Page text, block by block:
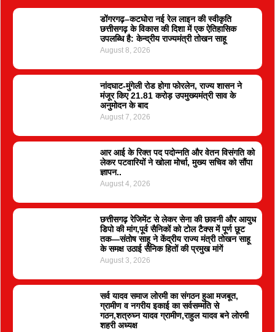
डोंगरगढ़–कटघोरा नई रेल लाइन की स्वीकृति
छत्तीसगढ़ के विकास की दिशा में एक ऐतिहासिक
उपलब्धि है: केन्द्रीय राज्यमंत्री तोखन साहू
August 8, 2026
नांदघाट-मुंगेली रोड होगा फोरलेन, राज्य शासन ने
मंजूर किए 21.81 करोड़ उपमुख्यमंत्री साव के
अनुमोदन के बाद
August 7, 2026
आर आई के रिक्त पद पदोन्नति और वेतन विसंगति को
लेकर पटवारियों ने खोला मोर्चा, मुख्य सचिव को सौंपा
ज्ञापन..
August 4, 2026
छत्तीसगढ़ रेजिमेंट से लेकर सेना की छावनी और आयुध
डिपो की मांग,पूर्व सैनिकों को टोल टैक्स में पूर्ण छूट
तक—संतोष साहू ने केंद्रीय राज्य मंत्री तोखन साहू
के समक्ष उठाई सैनिक हितों की प्रमुख मांगें
August 3, 2026
सर्व यादव समाज लोरमी का संगठन हुआ मजबूत,
ग्रामीण व नगरीय इकाई का सर्वसम्मति से
गठन,शत्रुघ्न यादव ग्रामीण,राहुल यादव बने लोरमी
शहरी अध्यक्ष